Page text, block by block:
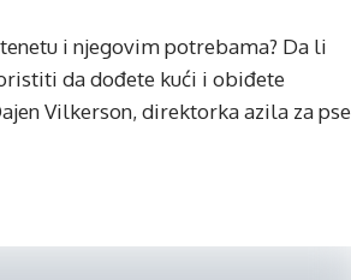
i njegovim potrebama? Da li
da dođete kući i obiđete
Vilkerson, direktorka azila za pse